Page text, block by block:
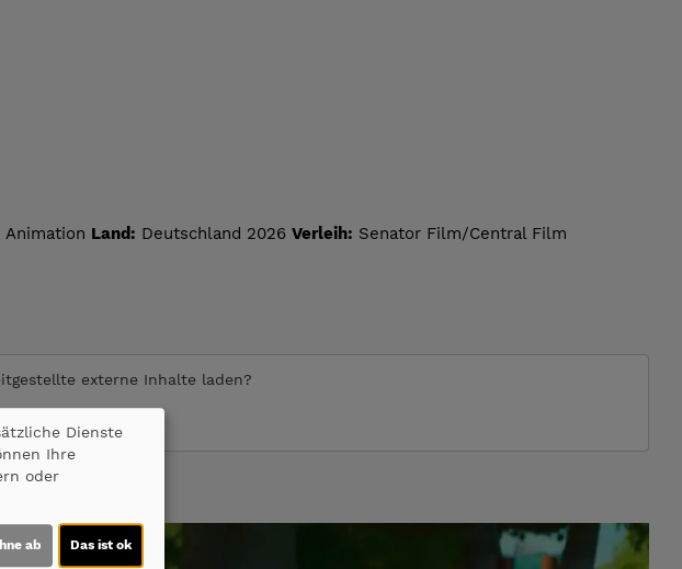
Animation Land: Deutschland 2026 Verleih: Senator Film/Central Film
externe Inhalte laden?
Dienste
Ihre
oder
ab Das ist ok